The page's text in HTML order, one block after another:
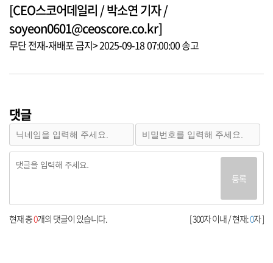
[CEO스코어데일리 / 박소연 기자 /
soyeon0601@ceoscore.co.kr]
무단 전재-재배포 금지> 2025-09-18 07:00:00 송고
댓글
등록
[ 300자 이내 / 현재:0자 ]
현재 총0개의 댓글이 있습니다.